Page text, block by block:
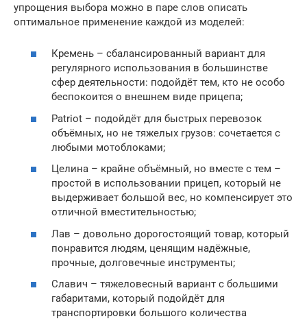
упрощения выбора можно в паре слов описать
оптимальное применение каждой из моделей:
Кремень – сбалансированный вариант для
регулярного использования в большинстве
сфер деятельности: подойдёт тем, кто не особо
беспокоится о внешнем виде прицепа;
Patriot – подойдёт для быстрых перевозок
объёмных, но не тяжелых грузов: сочетается с
любыми мотоблоками;
Целина – крайне объёмный, но вместе с тем –
простой в использовании прицеп, который не
выдерживает большой вес, но компенсирует это
отличной вместительностью;
Лав – довольно дорогостоящий товар, который
понравится людям, ценящим надёжные,
прочные, долговечные инструменты;
Славич – тяжеловесный вариант с большими
габаритами, который подойдёт для
транспортировки большого количества